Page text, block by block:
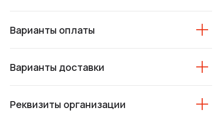
Варианты оплаты
Варианты доставки
Реквизиты организации